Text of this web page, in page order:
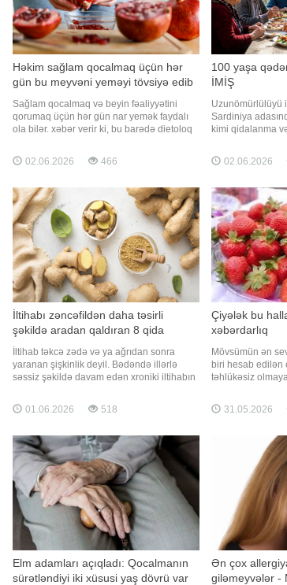
Həkim sağlam qocalmaq üçün hər
gün bu meyvəni yeməyi tövsiyə edib
Sağlam qocalmaq və beyin fəaliyyətini
qorumaq üçün hər gün nar yemək faydalı
ola bilər. xəbər verir ki, bu barədə dietoloq
açıqlamasında bildirib. Mütəxəssisin
sözlərinə görə, narın müntəzəm qəbulu
O qeyd edi
02.06.2026 466
100 yaşa
İMİŞ
Uzunömürlülüyü
Sardiniya
kimi qidalanma
Zona" kimi
insanların
təz
02.06.2026
İltihabı zəncəfildən daha təsirli
şəkildə aradan qaldıran 8 qida
İltihab təkcə zədə və ya ağrıdan sonra
yaranan şişkinlik deyil. Bədəndə illərlə
səssiz şəkildə davam edən xroniki iltihabın
problemlərin inkişafı ilə əlaqəli olduğu elmi
araşdırmalarda göstərilir. Buna görə
01.06.2026 518
Çiyələk bu
xəbərdarlıq
Mövsümün ən
biri hesab edilən
təhlükəsiz
allergik
və hətta qida
dietoloq və
31.05.2026
Elm adamları açıqladı: Qocalmanın
sürətləndiyi iki xüsusi yaş dövrü var
Ən çox
giləmeyvələr -